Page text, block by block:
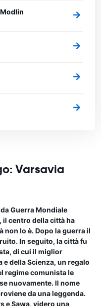
Varsavia
Guerra Mondiale
il centro della città ha
non lo è. Dopo la guerra il
In seguito, la città fu
di cui il miglior
e della Scienza, un regalo
regime comunista le
nuovamente. Il nome
da una leggenda.
e Sawa, videro una